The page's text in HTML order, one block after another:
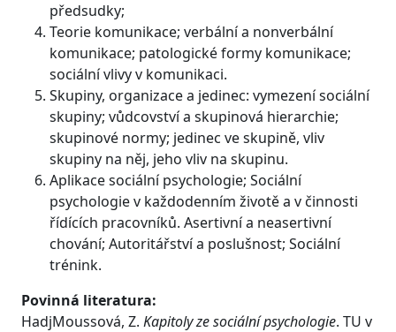
předsudky;
Teorie komunikace; verbální a nonverbální
komunikace; patologické formy komunikace;
sociální vlivy v komunikaci.
Skupiny, organizace a jedinec: vymezení sociální
skupiny; vůdcovství a skupinová hierarchie;
skupinové normy; jedinec ve skupině, vliv
skupiny na něj, jeho vliv na skupinu.
Aplikace sociální psychologie; Sociální
psychologie v každodenním životě a v činnosti
řídících pracovníků. Asertivní a neasertivní
chování; Autoritářství a poslušnost; Sociální
trénink.
Povinná literatura:
HadjMoussová, Z. Kapitoly ze sociální psychologie. TU v